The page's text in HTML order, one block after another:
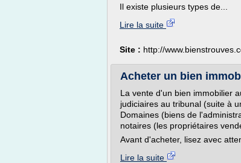
Il existe plusieurs types de...
Lire la suite
Site : http://
Acheter un bien
La vente d'un bien immobilier
judiciaires au tribunal (suite à
Domaines (biens de
notaires (les propriétaires
Avant d'acheter, lisez avec
Lire la suite